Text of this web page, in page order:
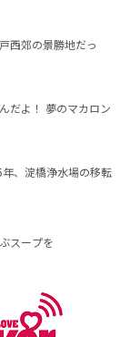
西郊の景勝地だっ
だよ！ 夢のマカロン
年、淀橋浄水場の移転
スープを